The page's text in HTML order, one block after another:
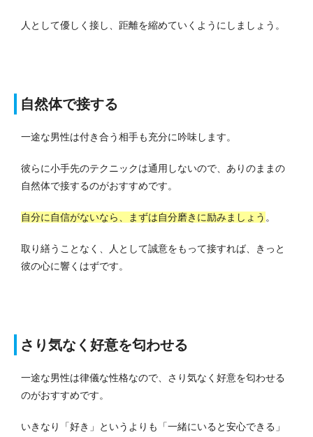
人として優しく接し、距離を縮めていくようにしましょう。
自然体で接する
一途な男性は付き合う相手も充分に吟味します。
彼らに小手先のテクニックは通用しないので、ありのままの
自然体で接するのがおすすめです。
自分に自信がないなら、まずは自分磨きに励みましょう 。
取り繕うことなく、人として誠意をもって接すれば、きっと
彼の心に響くはずです。
さり気なく好意を匂わせる
一途な男性は律儀な性格なので、さり気なく好意を匂わせる
のがおすすめです。
いきなり「好き」というよりも「一緒にいると安心できる」